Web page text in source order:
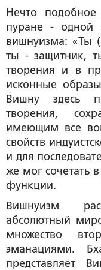
Нечто
пуране - одной
вишнуизма: «Ты
ты - защитник,
творения и в
исконные
Вишну здесь
творения,
имеющим все
свойств
и для
же мог сочетать
функции.
Вишнуизм
абсолютный
множество
эманациями.
представляет